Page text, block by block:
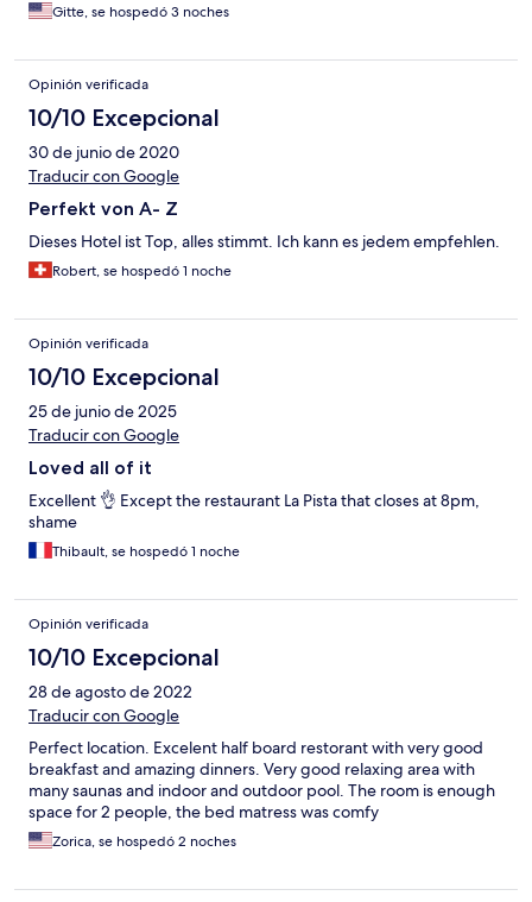
Gitte, se hospedó 3 noches
Opinión verificada
10/10 Excepcional
30 de junio de 2020
Traducir con Google
Perfekt von A- Z
Dieses Hotel ist Top, alles stimmt. Ich kann es jedem empfehlen.
Robert, se hospedó 1 noche
Opinión verificada
10/10 Excepcional
25 de junio de 2025
Traducir con Google
Loved all of it
Excellent 👌 Except the restaurant La Pista that closes at 8pm,
shame
Thibault, se hospedó 1 noche
Opinión verificada
10/10 Excepcional
28 de agosto de 2022
Traducir con Google
Perfect location. Excelent half board restorant with very good
breakfast and amazing dinners. Very good relaxing area with
many saunas and indoor and outdoor pool. The room is enough
space for 2 people, the bed matress was comfy
Zorica, se hospedó 2 noches